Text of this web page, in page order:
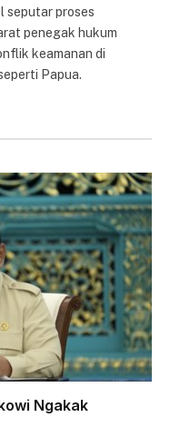
seputar proses
penegak hukum
keamanan di
Papua.
Ngakak